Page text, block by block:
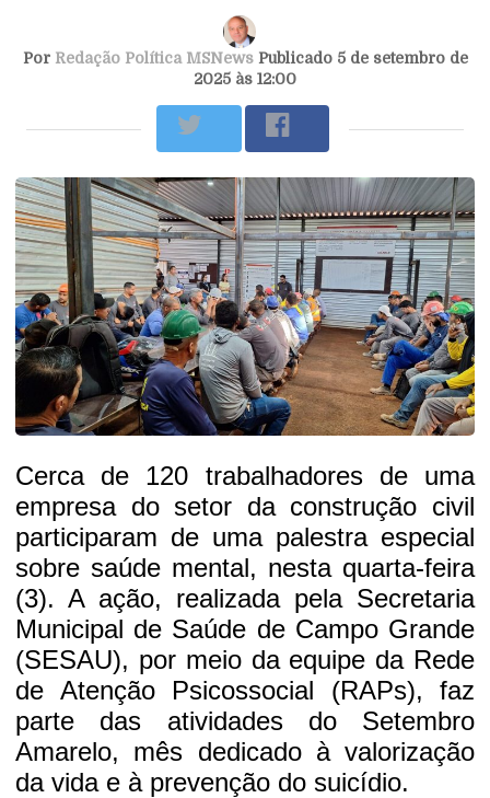
Por Redação Política MSNewsPublicado 5 de setembro de
2025 às 12:00
Cerca de 120 trabalhadores de uma
empresa do setor da construção civil
participaram de uma palestra especial
sobre saúde mental, nesta quarta-feira
(3). A ação, realizada pela Secretaria
Municipal de Saúde de Campo Grande
(SESAU), por meio da equipe da Rede
de Atenção Psicossocial (RAPs), faz
parte das atividades do Setembro
Amarelo, mês dedicado à valorização
da vida e à prevenção do suicídio.